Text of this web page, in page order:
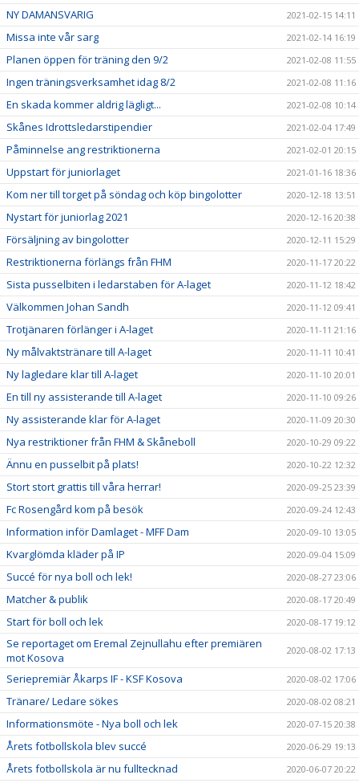
NY DAMANSVARIG 2021-02-15 14:11
Missa inte vår sarg 2021-02-14 16:19
Planen öppen för träning den 9/2 2021-02-08 11:55
Ingen träningsverksamhet idag 8/2 2021-02-08 11:16
En skada kommer aldrig lägligt... 2021-02-08 10:14
Skånes Idrottsledarstipendier 2021-02-04 17:49
Påminnelse ang restriktionerna 2021-02-01 20:15
Uppstart för juniorlaget 2021-01-16 18:36
Kom ner till torget på söndag och köp bingolotter 2020-12-18 13:51
Nystart för juniorlag 2021 2020-12-16 20:38
Försäljning av bingolotter 2020-12-11 15:29
Restriktionerna förlängs från FHM 2020-11-17 20:22
Sista pusselbiten i ledarstaben för A-laget 2020-11-12 18:42
Välkommen Johan Sandh 2020-11-12 09:41
Trotjänaren förlänger i A-laget 2020-11-11 21:16
Ny målvaktstränare till A-laget 2020-11-11 10:41
Ny lagledare klar till A-laget 2020-11-10 20:01
En till ny assisterande till A-laget 2020-11-10 09:26
Ny assisterande klar för A-laget 2020-11-09 20:30
Nya restriktioner från FHM & Skåneboll 2020-10-29 09:22
Ännu en pusselbit på plats! 2020-10-22 12:32
Stort stort grattis till våra herrar! 2020-09-25 23:39
Fc Rosengård kom på besök 2020-09-24 12:43
Information inför Damlaget - MFF Dam 2020-09-10 13:05
Kvarglömda kläder på IP 2020-09-04 15:09
Succé för nya boll och lek! 2020-08-27 23:06
Matcher & publik 2020-08-17 20:49
Start för boll och lek 2020-08-17 19:12
Se reportaget om Eremal Zejnullahu efter premiären
mot Kosova
2020-08-02 17:13
Seriepremiär Åkarps IF - KSF Kosova 2020-08-02 17:06
Tränare/ Ledare sökes 2020-08-02 08:21
Informationsmöte - Nya boll och lek 2020-07-15 20:38
Årets fotbollskola blev succé 2020-06-29 19:13
Årets fotbollskola är nu fulltecknad 2020-06-07 20:22